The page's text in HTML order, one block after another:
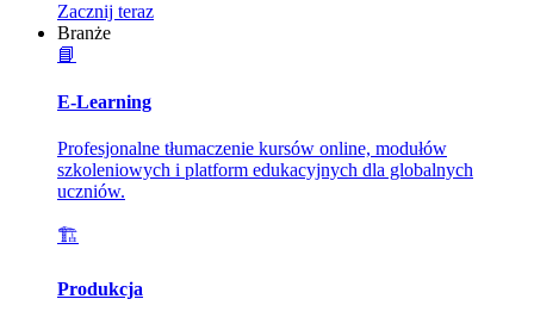
Zacznij teraz
Branże
📘
E-Learning
Profesjonalne tłumaczenie kursów online, modułów
szkoleniowych i platform edukacyjnych dla globalnych
uczniów.
🏗️
Produkcja